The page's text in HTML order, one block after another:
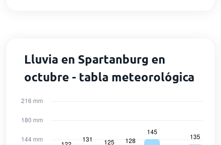
Lluvia en Spartanburg en
octubre - tabla meteorológica